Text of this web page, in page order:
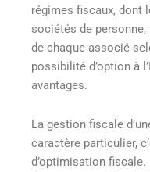
régimes fiscaux, dont
sociétés de
de chaque associé
possibilité d’option à
avantages.
La gestion fiscale
caractère particulier,
d’optimisation